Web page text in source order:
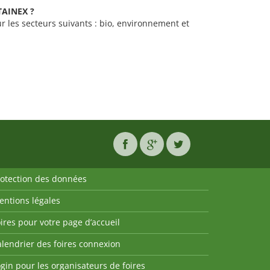
?
les secteurs suivants : bio, environnement et
des données
légales
pour votre page d’accueil
des foires connexion
pour les organisateurs de foires